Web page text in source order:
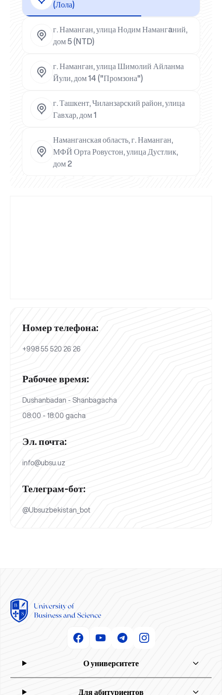
(Лола)
г. Наманган, улица Нодим Намангaний,
дом 5 (NTD)
г. Наманган, улица Шимолий Айланма
Йули, дом 14 ("Промзона")
г. Ташкент, Чиланзарский район, улица
Гавхар, дом 1
Наманганская область, г. Наманган,
МФЙ Орта Ровустон, улица Дустлик,
дом 2
Номер телефона:
+998 55 520 26 26
Рабочее время:
Dushanbadan - Shanbagacha
08:00 - 18:00 gacha
Эл. почта:
info@ubsu.uz
Телеграм-бот:
@Ubsuzbekistan_bot
О университете
Для абитуриентов